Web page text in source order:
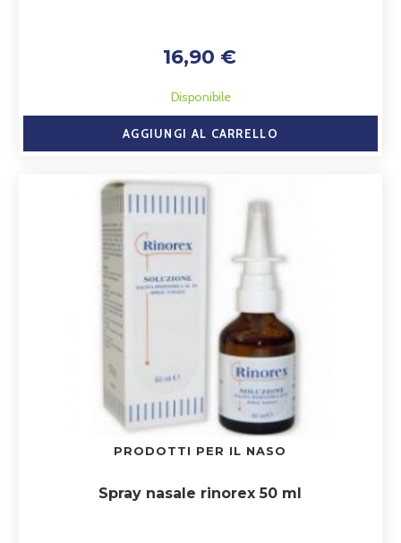
16,90 €
Disponibile
AGGIUNGI AL CARRELLO
PRODOTTI PER IL NASO
Spray nasale rinorex 50 ml